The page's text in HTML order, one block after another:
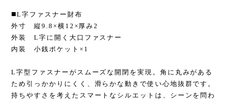
◼️L字ファスナー財布
外寸 縦9.8×横12×厚み2
外装 L字に開く大口ファスナー
内装 小銭ポケット×1
L字型ファスナーがスムーズな開閉を実現。角に丸みがある
ため引っかかりにくく、滑らかな動きで使い心地抜群です。
持ちやすさを考えたスマートなシルエットは、シーンを問わ